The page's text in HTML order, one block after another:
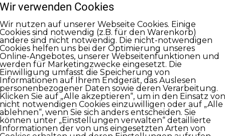
wichtig und irgendwie richtig und so letztlich auch auf
ohne Sicht auf den Kunden reine Selbstbefriedigung.
erarbeitet, das weiß ich nicht. Doch wenn ich mir
und so immer wieder aufgefrischt werden, dann
sich mehr um sich selbst und weniger um den Gast
die im Kaufhaus zusammenstehen und diskutieren,
Fragen oder Wünschen einfach nur stört. Das ist dann
Wir verwenden Cookies
Wir nutzen auf unserer Webseite Cookies. Einige
Cookies sind notwendig (z.B. für den Warenkorb)
andere sind nicht notwendig. Die nicht-notwendigen
Cookies helfen uns bei der Optimierung unseres
Online-Angebotes, unserer Webseitenfunktionen und
werden für Marketingzwecke eingesetzt. Die
Einwilligung umfasst die Speicherung von
Informationen auf Ihrem Endgerät, das Auslesen
personenbezogener Daten sowie deren Verarbeitung.
Klicken Sie auf „Alle akzeptieren“, um in den Einsatz von
nicht notwendigen Cookies einzuwilligen oder auf „Alle
ablehnen“, wenn Sie sich anders entscheiden. Sie
können unter „Einstellungen verwalten“ detaillierte
Informationen der von uns eingesetzten Arten von